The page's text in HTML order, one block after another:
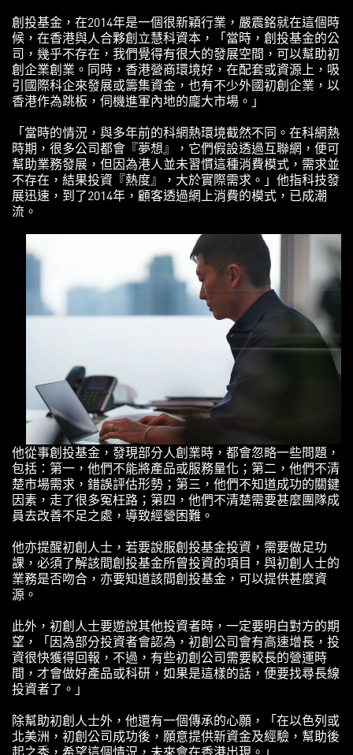
創投基金，在2014年是一個很新穎行業，嚴震銘就在這個時
候，在香港與人合夥創立慧科資本，「當時，創投基金的公
司，幾乎不存在，我們覺得有很大的發展空間，可以幫助初
創企業創業。同時，香港營商環境好，在配套或資源上，吸
引國際科企來發展或籌集資金，也有不少外國初創企業，以
香港作為跳板，伺機進軍內地的龐大市場。」
「當時的情況，與多年前的科網熱環境截然不同。在科網熱
時期，很多公司都會『夢想』，它們假設透過互聯網，便可
幫助業務發展，但因為港人並未習慣這種消費模式，需求並
不存在，結果投資『熱度』，大於實際需求。」他指科技發
展迅速，到了2014年，顧客透過網上消費的模式，已成潮
流。
他從事創投基金，發現部分人創業時，都會忽略一些問題，
包括：第一，他們不能將產品或服務量化；第二，他們不清
楚市場需求，錯誤評估形勢；第三，他們不知道成功的關鍵
因素，走了很多冤枉路；第四，他們不清楚需要甚麼團隊成
員去改善不足之處，導致經營困難。
他亦提醒初創人士，若要說服創投基金投資，需要做足功
課，必須了解該間創投基金所曾投資的項目，與初創人士的
業務是否吻合，亦要知道該間創投基金，可以提供甚麼資
源。
此外，初創人士要遊說其他投資者時，一定要明白對方的期
望，「因為部分投資者會認為，初創公司會有高速增長，投
資很快獲得回報，不過，有些初創公司需要較長的營運時
間，才會做好產品或科研，如果是這樣的話，便要找尋長線
投資者了。」
除幫助初創人士外，他還有一個傳承的心願，「在以色列或
北美洲，初創公司成功後，願意提供新資金及經驗，幫助後
起之秀，希望這個情況，未來會在香港出現。」